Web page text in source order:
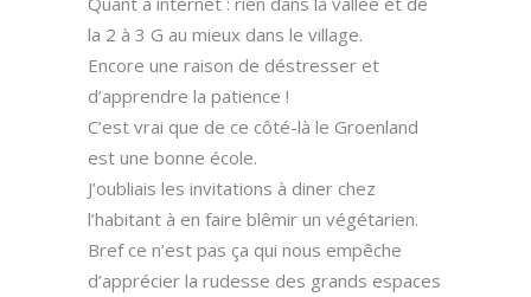
la 2 à 3 G au mieux dans le village.
Encore une raison de déstresser et
d’apprendre la patience !
C’est vrai que de ce côté-là le Groenland
est une bonne école.
J’oubliais les invitations à diner chez
l’habitant à en faire blêmir un végétarien.
Bref ce n’est pas ça qui nous empêche
d’apprécier la rudesse des grands espaces